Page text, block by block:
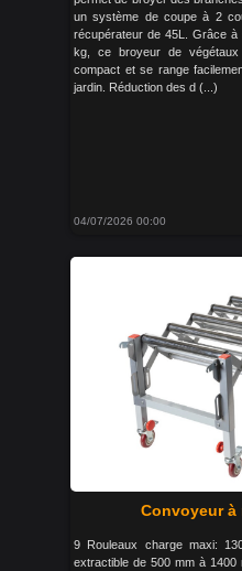
un système de coupe à 2
récupérateur de 45L. Grâce
kg, ce broyeur de
compact et se range
jardin. Réduction des d (...)
04/07/2026 00:00
Convoyeur à
9 Rouleaux charge maxi:
extractible de 500 mm à